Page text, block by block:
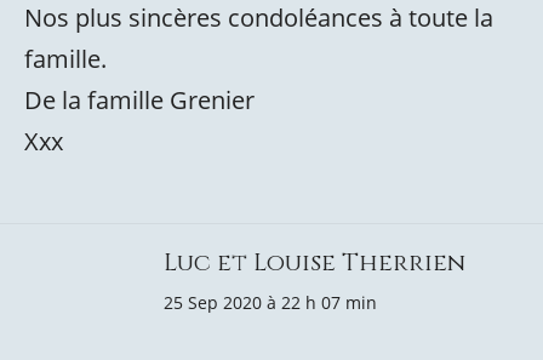
Nos plus sincères condoléances à toute la
famille.
De la famille Grenier
Xxx
Luc et Louise Therrien
25 Sep 2020 à 22 h 07 min